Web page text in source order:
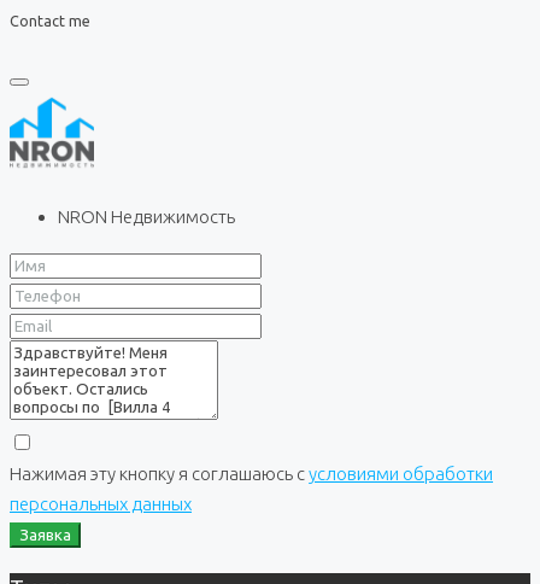
Contact me
NRON Недвижимость
Нажимая эту кнопку я соглашаюсь сусловиями обработки
персональных данных
Заявка